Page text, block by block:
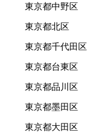
東京都中野区
東京都北区
東京都千代田区
東京都台東区
東京都品川区
東京都墨田区
東京都大田区